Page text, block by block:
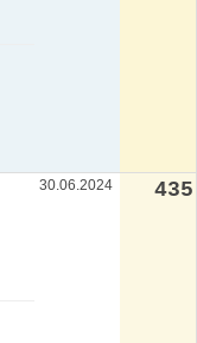
30.06.2024 435